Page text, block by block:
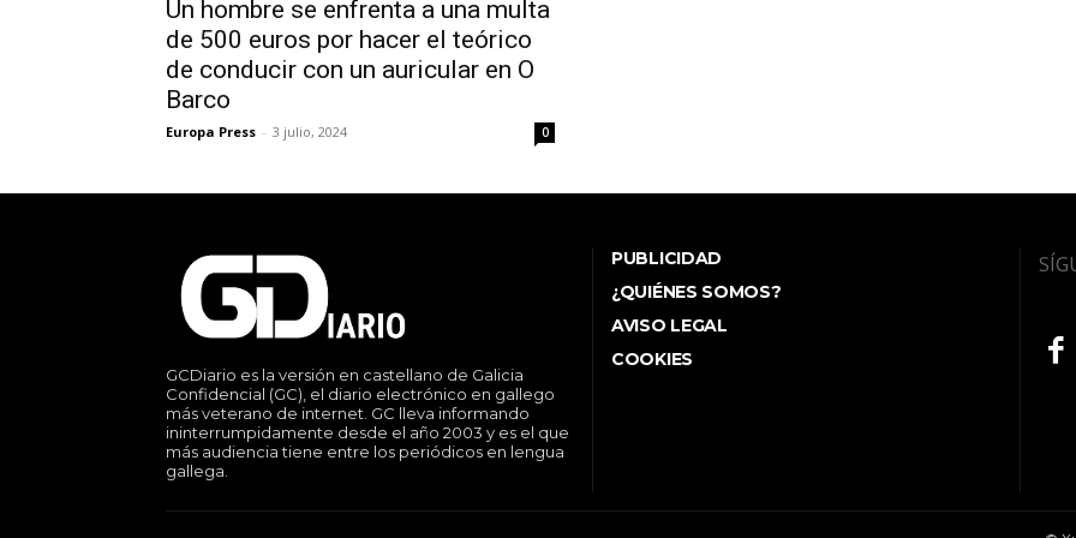
Un hombre se enfrenta a una multa
de 500 euros por hacer el teórico
de conducir con un auricular en O
Barco
Europa Press - 3 julio, 2024 0
GCDiario es la versión en castellano de Galicia
Confidencial (GC), el diario electrónico en gallego
más veterano de internet. GC lleva informando
ininterrumpidamente desde el año 2003 y es el que
más audiencia tiene entre los periódicos en lengua
gallega.
PUBLICIDAD
¿QUIÉNES SOMOS?
AVISO LEGAL
COOKIES